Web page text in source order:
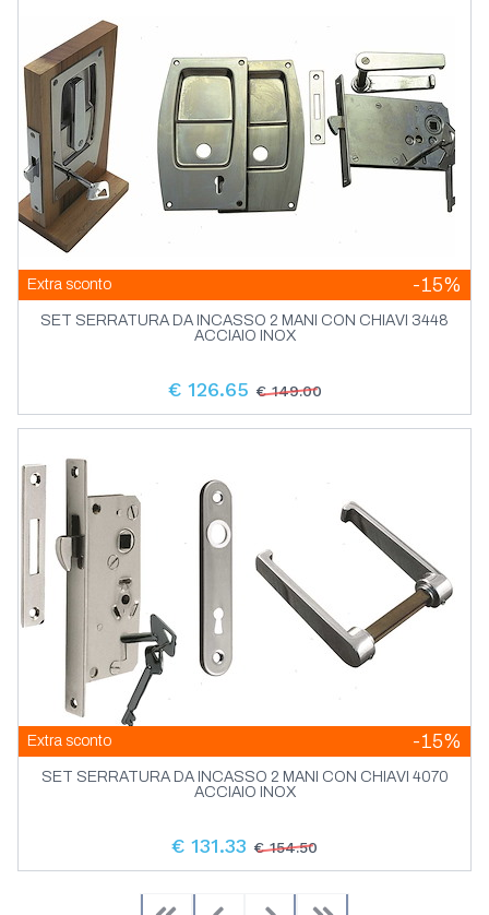
Extra sconto -15%
SET SERRATURA DA INCASSO 2 MANI CON CHIAVI 3448
ACCIAIO INOX
€ 126.65 € 149.00
Extra sconto -15%
SET SERRATURA DA INCASSO 2 MANI CON CHIAVI 4070
ACCIAIO INOX
€ 131.33 € 154.50
Pannelli Tester Pompa Sentina Salpa
Ancora